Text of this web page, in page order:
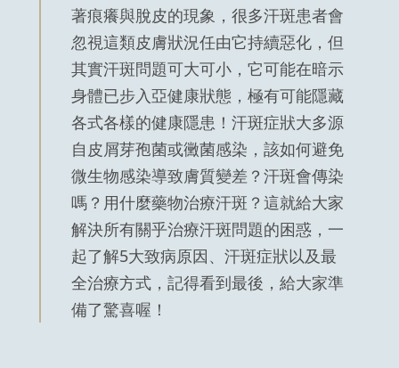
著痕癢與脫皮的現象，很多汗斑患者會
忽視這類皮膚狀況任由它持續惡化，但
其實汗斑問題可大可小，它可能在暗示
身體已步入亞健康狀態，極有可能隱藏
各式各樣的健康隱患！汗斑症狀大多源
自皮屑芽孢菌或黴菌感染，該如何避免
微生物感染導致膚質變差？汗斑會傳染
嗎？用什麼藥物治療汗斑？這就給大家
解決所有關乎治療汗斑問題的困惑，一
起了解5大致病原因、汗斑症狀以及最
全治療方式，記得看到最後，給大家準
備了驚喜喔！